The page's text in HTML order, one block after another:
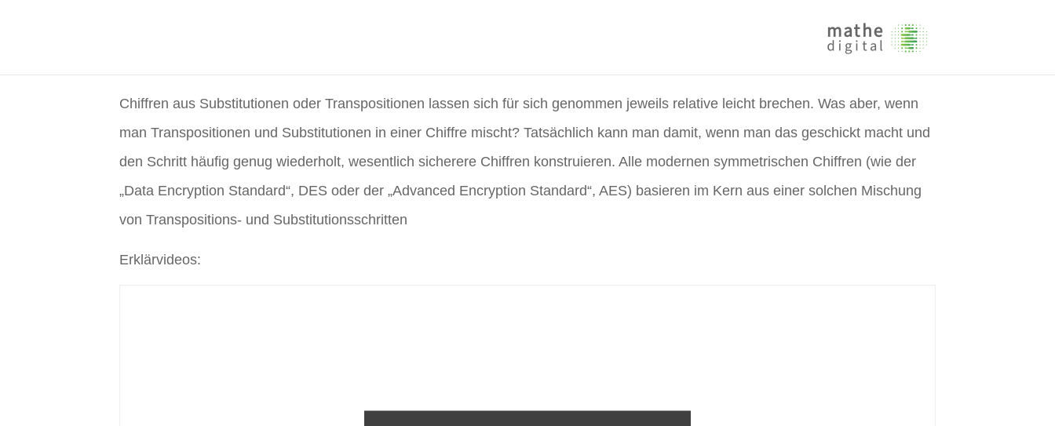
Chiffren aus Substitutionen oder Transpositionen lassen sich für sich genommen jeweils relative leicht brechen. Was aber, wenn
man Transpositionen und Substitutionen in einer Chiffre mischt? Tatsächlich kann man damit, wenn man das geschickt macht und
den Schritt häufig genug wiederholt, wesentlich sicherere Chiffren konstruieren. Alle modernen symmetrischen Chiffren (wie der
„Data Encryption Standard“, DES oder der „Advanced Encryption Standard“, AES) basieren im Kern aus einer solchen Mischung
von Transpositions- und Substitutionsschritten
Erklärvideos: